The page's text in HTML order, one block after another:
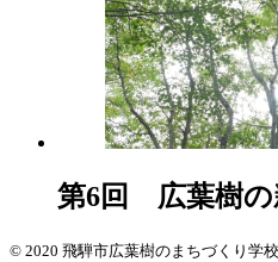
第6回 広葉樹の
© 2020 飛騨市広葉樹のまちづくり学校